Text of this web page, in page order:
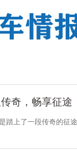
奇，畅享征途
上了一段传奇的征途